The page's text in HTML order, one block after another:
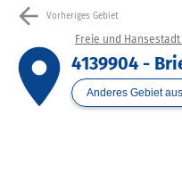
arrow_back Vorheriges Gebiet
place
Freie und
4139904 -
Anderes Gebiet